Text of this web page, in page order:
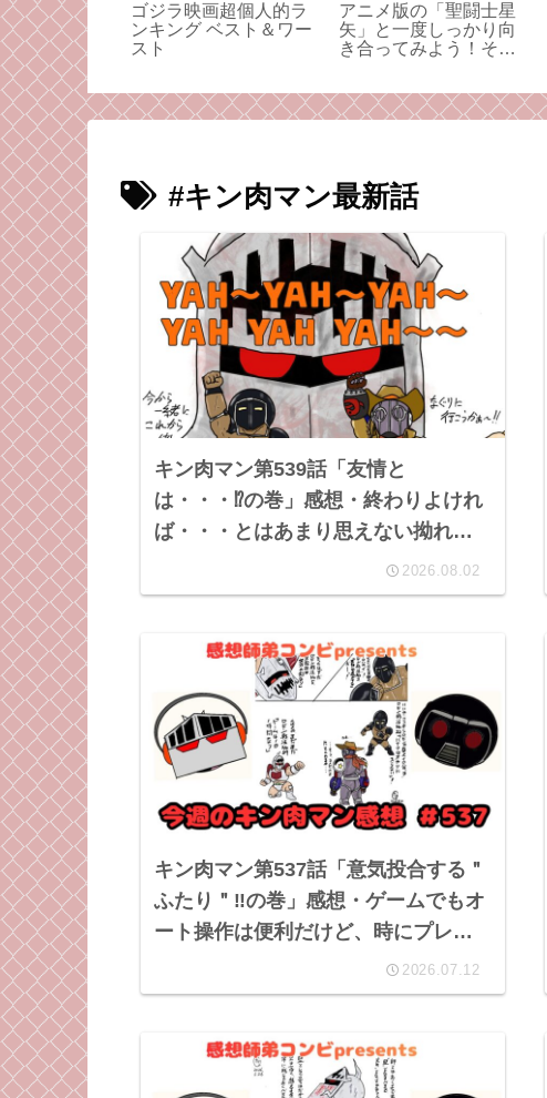
エピソード
第67話
今一度ー
同伴入店な
強くなれる
い
ゴジラ映画超個人的ラ
ンキング ベスト＆ワー
スト
アニメ版の「聖闘士星
矢」と一度しっかり向
き合ってみよう！その
#キン肉マン最新話
キン肉マン第539話「友情と
は・・・⁉︎の巻」感想・終わりよけれ
ば・・・とはあまり思えない拗れた
2026.08.02
キン肉マン第537話「意気投合する＂
ふたり＂‼︎の巻」感想・ゲームでもオ
ート操作は便利だけど、時にプレイ
の足引っ張ることあるよね。2026.07.12